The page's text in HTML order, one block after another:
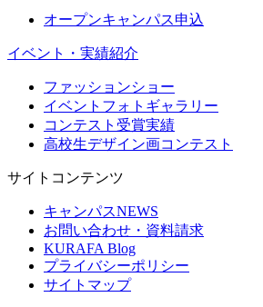
オープンキャンパス申込
イベント・実績紹介
ファッションショー
イベントフォトギャラリー
コンテスト受賞実績
高校生デザイン画コンテスト
サイトコンテンツ
キャンパスNEWS
お問い合わせ・資料請求
KURAFA Blog
プライバシーポリシー
サイトマップ